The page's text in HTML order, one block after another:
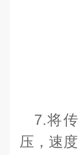
7.将
压，速